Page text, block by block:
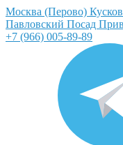
Москва (Перово)
Павловский Посад
+7 (966) 005-89-89